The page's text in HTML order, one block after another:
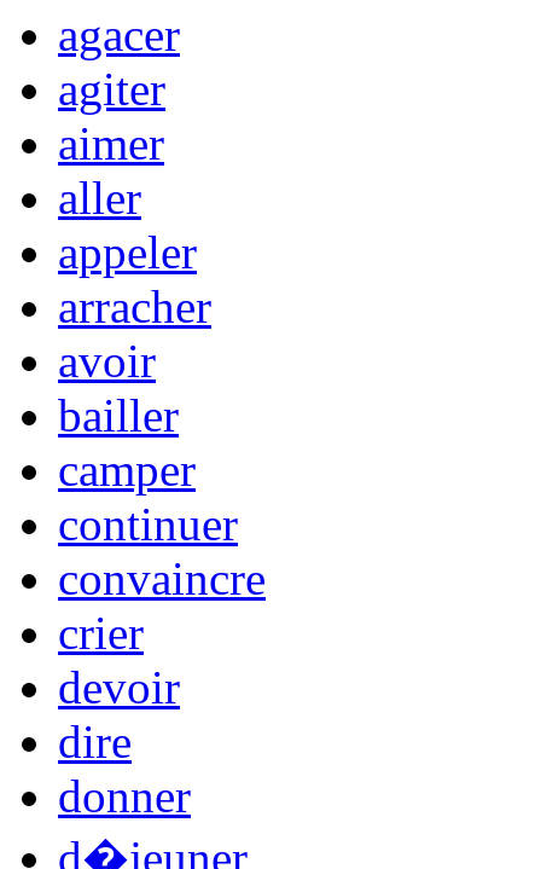
agacer
agiter
aimer
aller
appeler
arracher
avoir
bailler
camper
continuer
convaincre
crier
devoir
dire
donner
d�jeuner